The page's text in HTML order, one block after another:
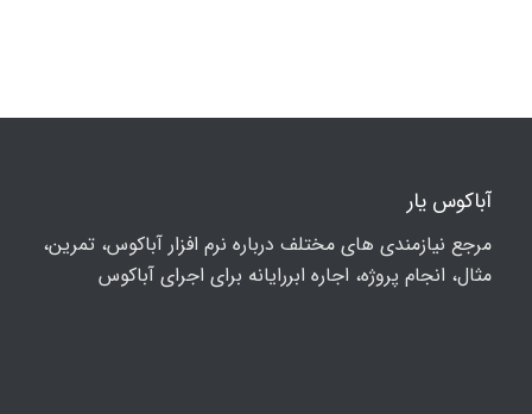
آباکوس یار
مرجع نیازمندی های مختلف درباره نرم افزار آباکوس، تمرین،
مثال، انجام پروژه، اجاره ابررایانه برای اجرای آباکوس